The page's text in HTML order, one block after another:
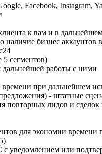
Facebook, Instagram,
к вам и в
бизнес
5 сегментов)
дальнейшей работы с ними
при дальнейшем
- штатные
повторных лидов и
для экономии времени
уведомлением или